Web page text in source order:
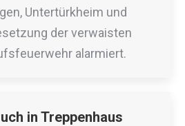
Untertürkheim und
der verwaisten
alarmiert.
in Treppenhaus